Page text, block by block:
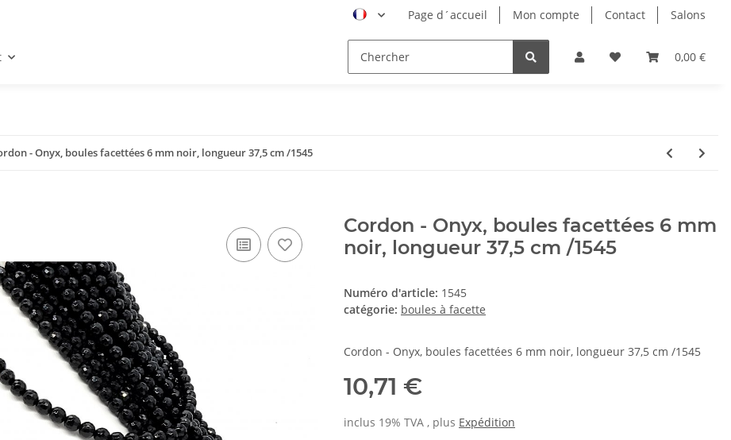
Page d´accueil Mon compte Contact Salons
0,00 €
- Onyx, boules facettées 6 mm noir, longueur 37,5 cm /1545
Cordon - Onyx, boules facettées 6 mm
noir, longueur 37,5 cm /1545
Numéro d'article: 1545
catégorie: boules à facette
Cordon - Onyx, boules facettées 6 mm noir, longueur 37,5 cm /1545
10,71 €
inclus 19% TVA , plus Expédition